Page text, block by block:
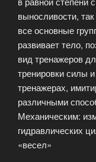
выносливости,
все основные
развивает тело,
вид тренажеров
тренировки силы
тренажерах,
различными
Механическим:
гидравлических
«весел»